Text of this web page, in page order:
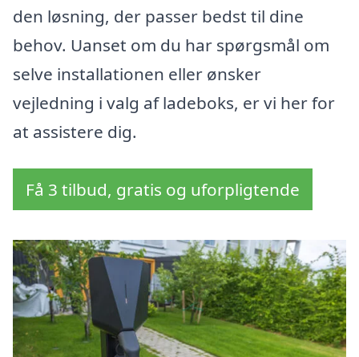
den løsning, der passer bedst til dine
behov. Uanset om du har spørgsmål om
selve installationen eller ønsker
vejledning i valg af ladeboks, er vi her for
at assistere dig.
Få 3 tilbud, gratis og uforpligtende